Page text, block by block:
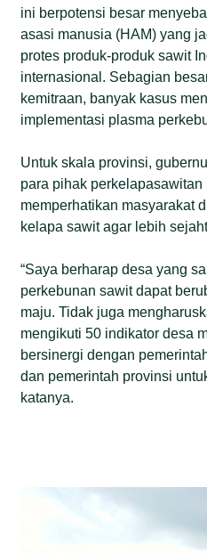
ini berpotensi besar
asasi manusia (HAM) yang
protes produk-produk sawit
internasional. Sebagian
kemitraan, banyak kasus
implementasi plasma
Untuk skala provinsi,
para pihak
memperhatikan masyarakat
kelapa sawit agar lebih
“Saya berharap desa yang
perkebunan sawit dapat
maju. Tidak juga
mengikuti 50 indikator desa
bersinergi dengan
dan pemerintah provinsi
katanya.